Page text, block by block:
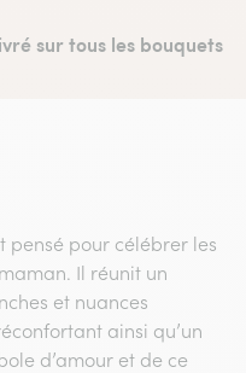
sur tous les bouquets
pensé pour célébrer les
Il réunit un
et nuances
ainsi qu’un
d’amour et de ce